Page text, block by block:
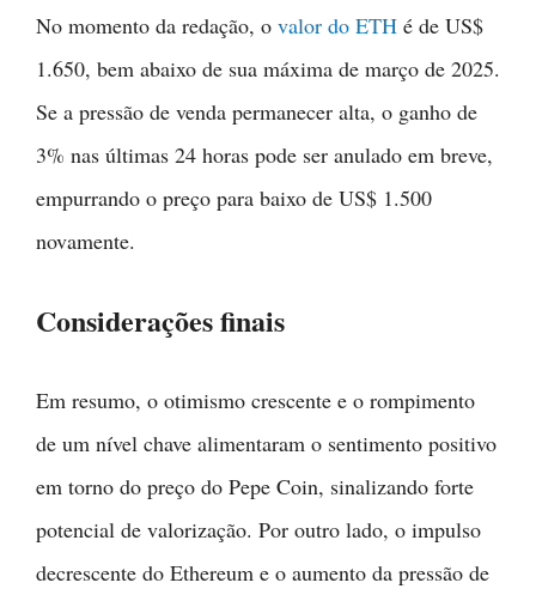
No momento da redação, o valor do ETH é de US$
1.650, bem abaixo de sua máxima de março de 2025.
Se a pressão de venda permanecer alta, o ganho de
3% nas últimas 24 horas pode ser anulado em breve,
empurrando o preço para baixo de US$ 1.500
novamente.
Considerações finais
Em resumo, o otimismo crescente e o rompimento
de um nível chave alimentaram o sentimento positivo
em torno do preço do Pepe Coin, sinalizando forte
potencial de valorização. Por outro lado, o impulso
decrescente do Ethereum e o aumento da pressão de